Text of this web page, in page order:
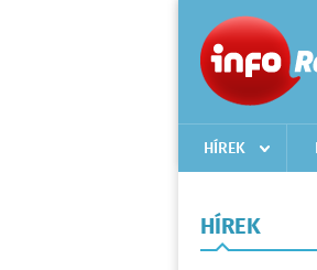
HÍREK
HÍREK